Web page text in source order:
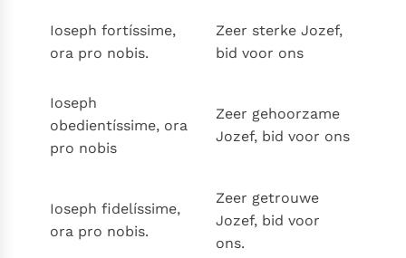
Ioseph fortíssime,
ora pro nobis.
Zeer sterke Jozef,
bid voor ons
Ioseph
obedientíssime, ora
pro nobis
Zeer gehoorzame
Jozef, bid voor ons
Ioseph fidelíssime,
ora pro nobis.
Zeer getrouwe
Jozef, bid voor
ons.